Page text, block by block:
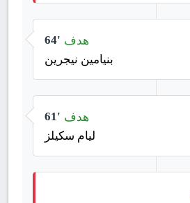
64' هدف
بنيامين نيجرين
61' هدف
ليام سكيلز